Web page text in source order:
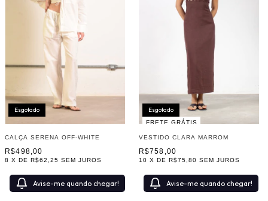
Esgotado
CALÇA SERENA OFF-WHITE
R$498,00
8 X DER$62,25 SEM JUROS
Avise-me quando chegar!
Esgotado
FRETE GRÁTIS
VESTIDO CLARA MARROM
R$758,00
10 X DE R$75,80 SEM JUROS
Avise-me quando chegar!